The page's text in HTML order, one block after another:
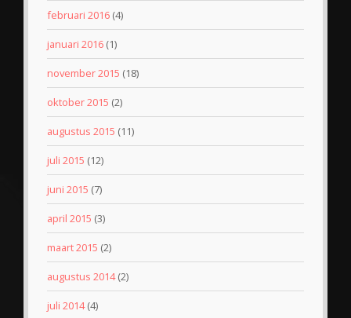
februari 2016 (4)
januari 2016 (1)
november 2015 (18)
oktober 2015 (2)
augustus 2015 (11)
juli 2015 (12)
juni 2015 (7)
april 2015 (3)
maart 2015 (2)
augustus 2014(2)
juli 2014(4)